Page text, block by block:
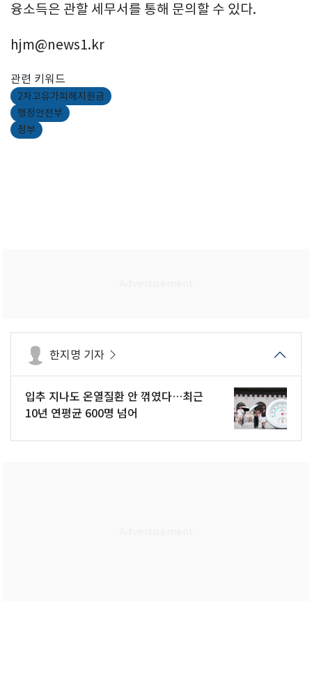
융소득은 관할 세무서를 통해 문의할 수 있다.
hjm@news1.kr
관련 키워드
2차고유가피해지원금
행정안전부
정부
한지명 기자
입추 지나도 온열질환 안 꺾였다…최근
10년 연평균 600명 넘어